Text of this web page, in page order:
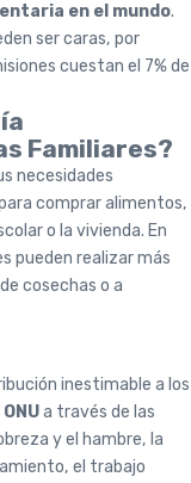
en el mundo.
ser caras, por
cuestan el 7% de
Familiares?
necesidades
comprar alimentos,
o la vivienda. En
pueden realizar más
cosechas o a
inestimable a los
a través de las
y el hambre, la
el trabajo